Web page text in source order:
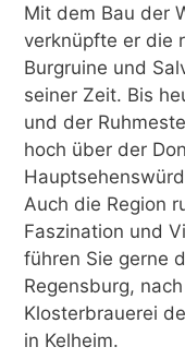
Mit dem Bau der
verknüpfte er die
Burgruine und
seiner Zeit. Bis
und der
hoch über der
Auch die Region
Faszination und
führen Sie gerne
Regensburg,
Klosterbrauerei
in Kelheim.